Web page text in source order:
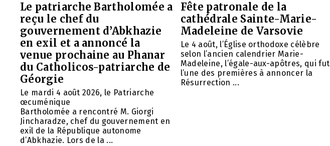
Le patriarche Bartholomée a
reçu le chef du
gouvernement d’Abkhazie
en exil et a annoncé la
venue prochaine au Phanar
du Catholicos-patriarche de
Géorgie
Le mardi 4 août 2026, le Patriarche
œcuménique
Bartholomée a rencontré M. Giorgi
Jincharadze, chef du gouvernement en
exil de la République autonome
d’Abkhazie. Lors de la ...
Fête patronale de la
cathédrale Sainte-Marie-
Madeleine de Varsovie
Le 4 août, l’Église orthodoxe célèbre
selon l’ancien calendrier Marie-
Madeleine, l’égale-aux-apôtres, qui fut
l’une des premières à annoncer la
Résurrection ...